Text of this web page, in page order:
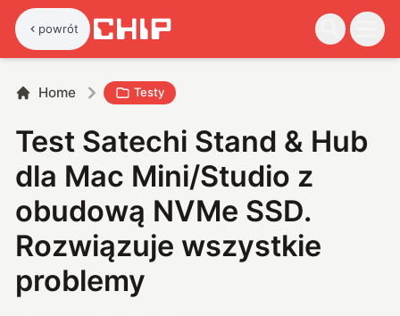
powrót
Home Testy
Test Satechi Stand & Hub
dla Mac Mini/Studio z
obudową NVMe SSD.
Rozwiązuje wszystkie
problemy